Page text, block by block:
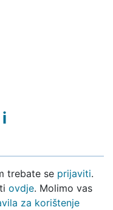
trebate se prijaviti.
ovdje. Molimo vas
za korištenje